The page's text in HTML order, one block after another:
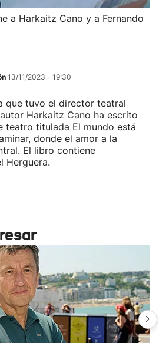
a Harkaitz Cano y a Fernando
13/11/2023 - 19:30
que tuvo el director teatral
Harkaitz Cano ha escrito
teatro titulada El mundo está
donde el amor a la
El libro contiene
Herguera.